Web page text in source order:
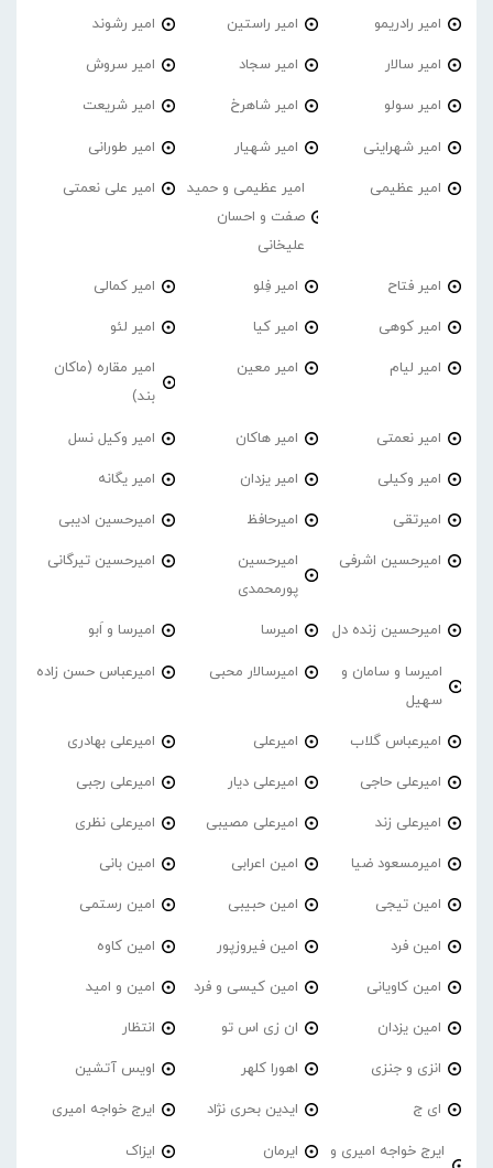
امیر رادریمو امیر راستین امیر رشوند
امیر سالار امیر سجاد امیر سروش
امیر سولو امیر شاهرخ امیر شریعت
امیر شهراینی امیر شهیار امیر طورانی
امیر عظیمی
امیر عظیمی و حمید
صفت و احسان
علیخانی
امیر علی نعمتی
امیر فتاح امیر فِلو امیر کمالی
امیر کوهی امیر کیا امیر لئو
امیر لیام امیر معین
امیر مقاره (ماکان
بند)
امیر نعمتی امیر هاکان امیر وکیل نسل
امیر وکیلی امیر یزدان امیر یگانه
امیرتقی امیرحافظ امیرحسین ادیبی
امیرحسین اشرفی
امیرحسین
پورمحمدی
امیرحسین تیرگانی
امیرحسین زنده دل امیرسا امیرسا و اَبو
امیرسا و سامان و
سهیل
امیرسالار محبی امیرعباس حسن زاده
امیرعباس گلاب امیرعلی امیرعلی بهادری
امیرعلی حاجی امیرعلی دیار امیرعلی رجبی
امیرعلی زند امیرعلی مصیبی امیرعلی نظری
امیرمسعود ضیا امین اعرابی امین بانی
امین تیجی امین حبیبی امین رستمی
امین فرد امین فیروزپور امین کاوه
امین کاویانی امین کیسی و فرد امین و امید
امین یزدان ان زی اس تو انتظار
انزی و جنزی اهورا کلهر اویس آتشین
ای ج ایدین بحری نژاد ایرج خواجه امیری
ایرج خواجه امیری و
ایرمان ایزاک